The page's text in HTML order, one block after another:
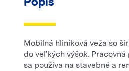
Popis
Mobilná hliníková veža so
do veľkých výšok.
sa používa na stavebné a